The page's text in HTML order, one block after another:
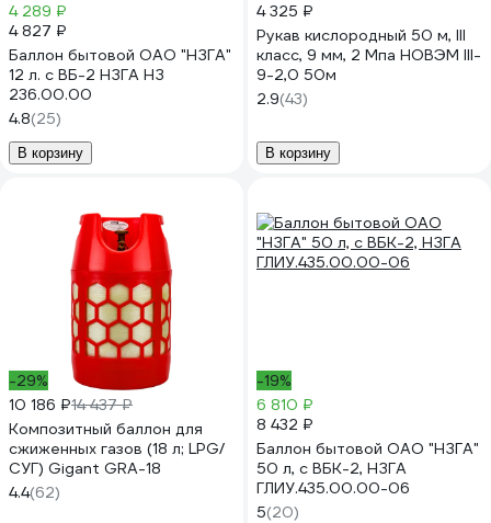
4 289 ₽
4 827 ₽
Баллон бытовой ОАО "НЗГА"
12 л. с ВБ-2 НЗГА НЗ
236.00.00
4.8(25)
В корзину
4 325 ₽
Рукав кислородный 50 м, III
класс, 9 мм, 2 Мпа НОВЭМ III-
9-2,0 50м
2.9(43)
В корзину
-29%
10 186 ₽14 437 ₽
Композитный баллон для
сжиженных газов (18 л; LPG/
СУГ) Gigant GRA-18
4.4(62)
-19%
6 810 ₽
8 432 ₽
Баллон бытовой ОАО "НЗГА"
50 л, с ВБК-2, НЗГА
ГЛИУ.435.00.00-06
5(20)